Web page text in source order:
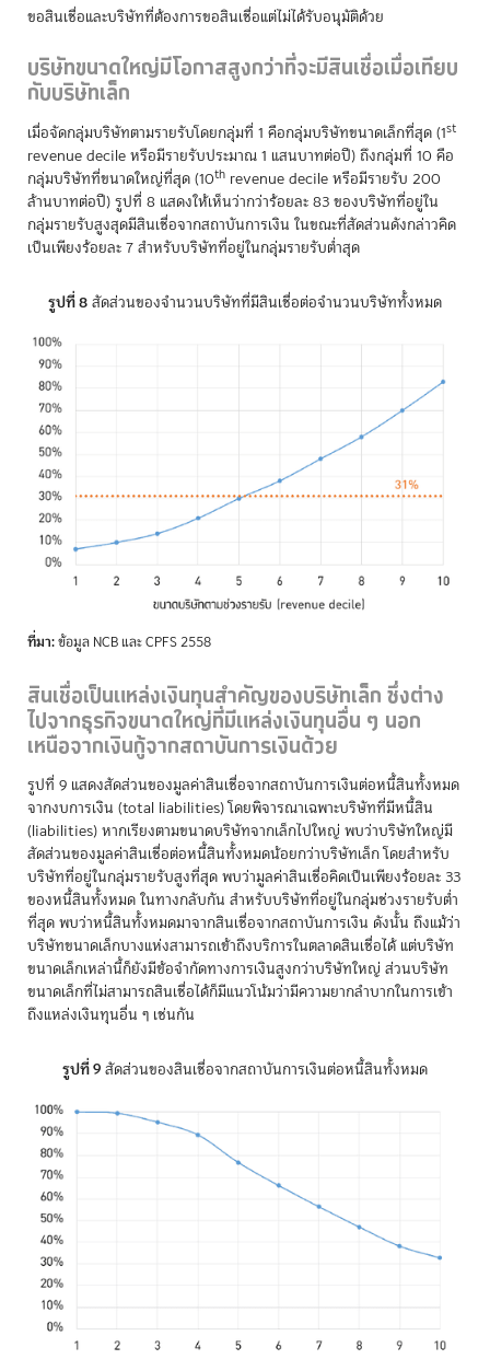
ขอสินเชื่อและบริษัทที่ต้องการขอสินเชื่อแต่ไม่ได้รับอนุมัติด้วย
บริษัทขนาดใหญ่มีโอกาสสูงกว่าที่จะมีสินเชื่อเมื่อเทียบ
กับบริษัทเล็ก
เมื่อจัดกลุ่มบริษัทตามรายรับโดยกลุ่มที่ 1 คือกลุ่มบริษัทขนาดเล็กที่สุด (1st
revenue decile หรือมีรายรับประมาณ 1 แสนบาทต่อปี) ถึงกลุ่มที่ 10 คือ
กลุ่มบริษัทที่ขนาดใหญ่ที่สุด (10th revenue decile หรือมีรายรับ 200
ล้านบาทต่อปี) รูปที่ 8 แสดงให้เห็นว่ากว่าร้อยละ 83 ของบริษัทที่อยู่ใน
กลุ่มรายรับสูงสุดมีสินเชื่อจากสถาบันการเงิน ในขณะที่สัดส่วนดังกล่าวคิด
เป็นเพียงร้อยละ 7 สำหรับบริษัทที่อยู่ในกลุ่มรายรับต่ำสุด
รูปที่ 8สัดส่วนของจำนวนบริษัทที่มีสินเชื่อต่อจำนวนบริษัททั้งหมด
ที่มา:ข้อมูล NCB และ CPFS 2558
สินเชื่อเป็นแหล่งเงินทุนสำคัญของบริษัทเล็ก ซึ่งต่าง
ไปจากธุรกิจขนาดใหญ่ที่มีแหล่งเงินทุนอื่น ๆ นอก
เหนือจากเงินกู้จากสถาบันการเงินด้วย
รูปที่ 9 แสดงสัดส่วนของมูลค่าสินเชื่อจากสถาบันการเงินต่อหนี้สินทั้งหมด
จากงบการเงิน (total liabilities) โดยพิจารณาเฉพาะบริษัทที่มีหนี้สิน
(liabilities) หากเรียงตามขนาดบริษัทจากเล็กไปใหญ่ พบว่าบริษัทใหญ่มี
สัดส่วนของมูลค่าสินเชื่อต่อหนี้สินทั้งหมดน้อยกว่าบริษัทเล็ก โดยสำหรับ
บริษัทที่อยู่ในกลุ่มรายรับสูงที่สุด พบว่ามูลค่าสินเชื่อคิดเป็นเพียงร้อยละ 33
ของหนี้สินทั้งหมด ในทางกลับกัน สำหรับบริษัทที่อยู่ในกลุ่มช่วงรายรับต่ำ
ที่สุด พบว่าหนี้สินทั้งหมดมาจากสินเชื่อจากสถาบันการเงิน ดังนั้น ถึงแม้ว่า
บริษัทขนาดเล็กบางแห่งสามารถเข้าถึงบริการในตลาดสินเชื่อได้ แต่บริษัท
ขนาดเล็กเหล่านี้ก็ยังมีข้อจำกัดทางการเงินสูงกว่าบริษัทใหญ่ ส่วนบริษัท
ขนาดเล็กที่ไม่สามารถสินเชื่อได้ก็มีแนวโน้มว่ามีความยากลำบากในการเข้า
ถึงแหล่งเงินทุนอื่น ๆ เช่นกัน
รูปที่ 9สัดส่วนของสินเชื่อจากสถาบันการเงินต่อหนี้สินทั้งหมด